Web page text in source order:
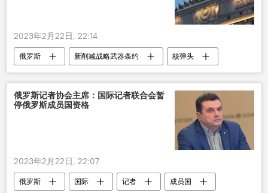
2023年2月22日, 22:14
俄罗斯 新削减战略武器条约 核弹头
俄罗斯记者协会主席：国际记者联合会暂
停俄罗斯成员国资格
2023年2月22日, 22:07
俄罗斯 国际 记者 成员国